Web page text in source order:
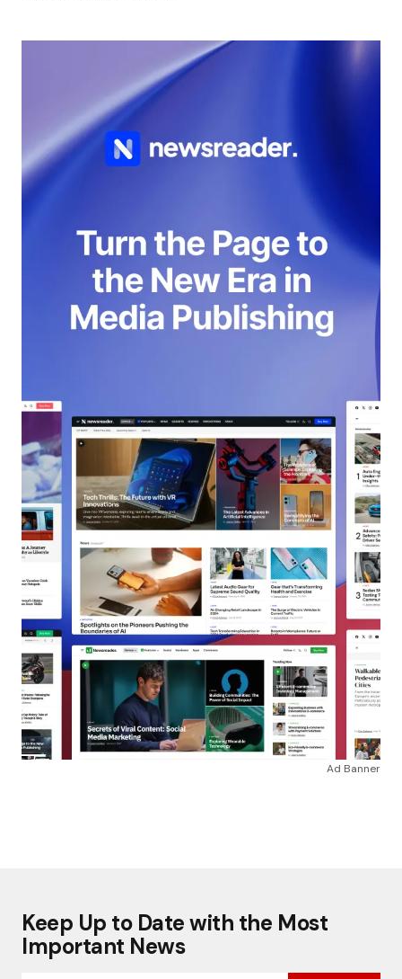
Ad Banner
Keep Up to Date with the Most
Important News